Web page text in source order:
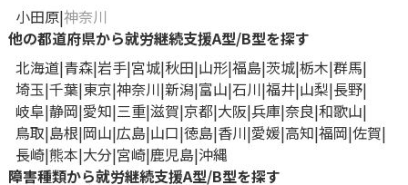
小田原 神奈川
他の都道府県から就労継続支援A型/B型を探す
北海道 青森 岩手 宮城 秋田 山形 福島 茨城 栃木 群馬
埼玉 千葉 東京 神奈川 新潟 富山 石川 福井 山梨 長野
岐阜 静岡 愛知 三重 滋賀 京都 大阪 兵庫 奈良 和歌山
鳥取 島根 岡山 広島 山口 徳島 香川 愛媛 高知 福岡 佐賀
長崎 熊本 大分 宮崎 鹿児島 沖縄
障害種類から就労継続支援A型/B型を探す